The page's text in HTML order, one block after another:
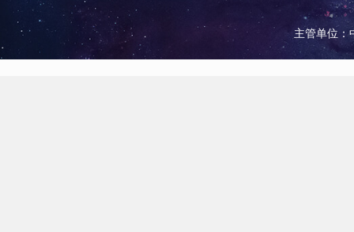
主管单位：